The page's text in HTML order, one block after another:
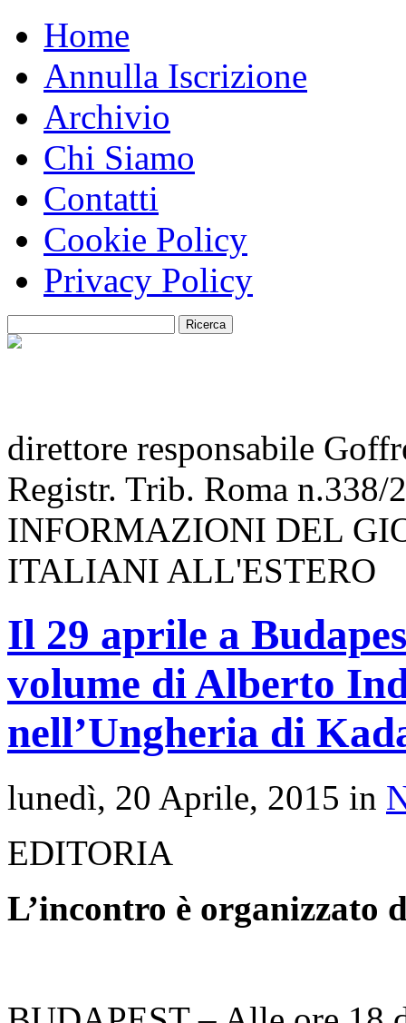
Home
Annulla Iscrizione
Archivio
Chi Siamo
Contatti
Cookie Policy
Privacy Policy
direttore responsabile
Registr. Trib. Roma n.338/
INFORMAZIONI DEL
ITALIANI ALL'ESTERO
Il 29 aprile a
volume di Alberto
nell’Ungheria di
lunedì, 20 Aprile, 2015 in
EDITORIA
L’incontro è